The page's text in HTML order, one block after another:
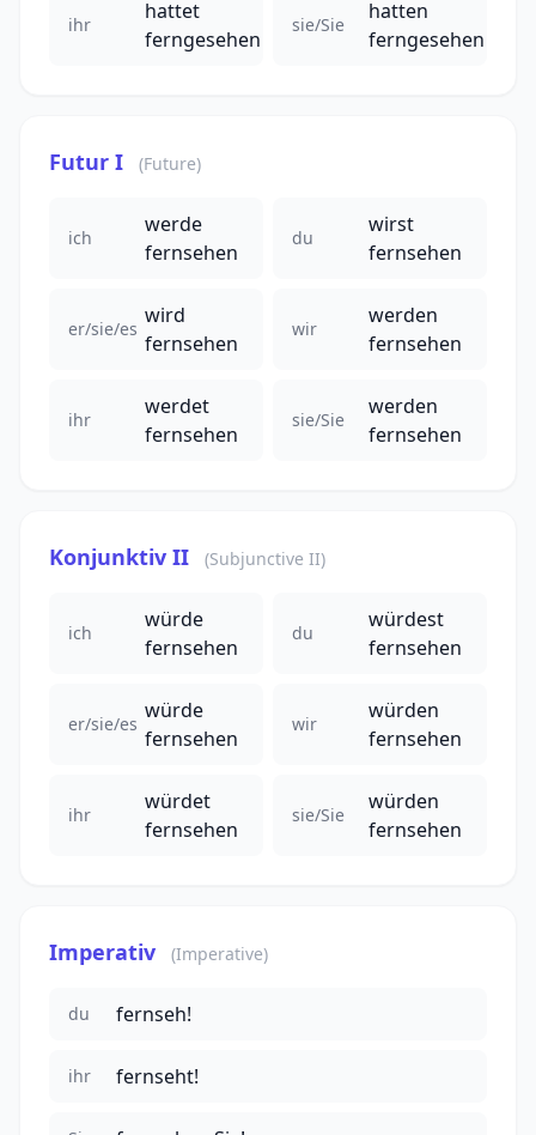
ihr
hattet
ferngesehen
sie/Sie
hatten
ferngesehen
Futur I (Future)
ich
werde
fernsehen
du
wirst
fernsehen
er/sie/es
wird
fernsehen
wir
werden
fernsehen
ihr
werdet
fernsehen
sie/Sie
werden
fernsehen
Konjunktiv II (Subjunctive II)
ich
würde
fernsehen
du
würdest
fernsehen
er/sie/es
würde
fernsehen
wir
würden
fernsehen
ihr
würdet
fernsehen
sie/Sie
würden
fernsehen
Imperativ (Imperative)
du fernseh!
ihr fernseht!